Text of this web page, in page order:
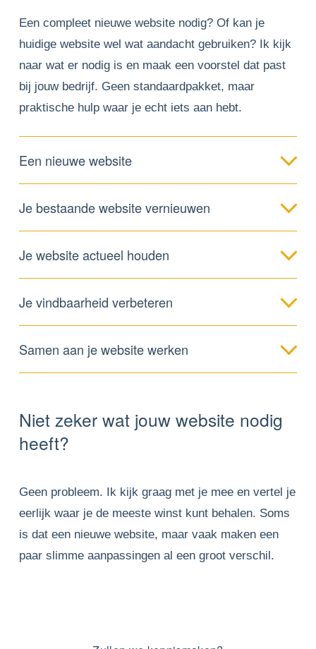
Een compleet nieuwe website nodig? Of kan je
huidige website wel wat aandacht gebruiken? Ik kijk
naar wat er nodig is en maak een voorstel dat past
bij jouw bedrijf. Geen standaardpakket, maar
praktische hulp waar je echt iets aan hebt.
Een nieuwe website
Je bestaande website vernieuwen
Je website actueel houden
Je vindbaarheid verbeteren
Samen aan je website werken
Niet zeker wat jouw website nodig
heeft?
Geen probleem. Ik kijk graag met je mee en vertel je
eerlijk waar je de meeste winst kunt behalen. Soms
is dat een nieuwe website, maar vaak maken een
paar slimme aanpassingen al een groot verschil.